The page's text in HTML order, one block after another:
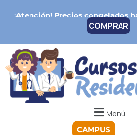
¡Atención!Precios congelados
COMPRAR
Menú
CAMPUS